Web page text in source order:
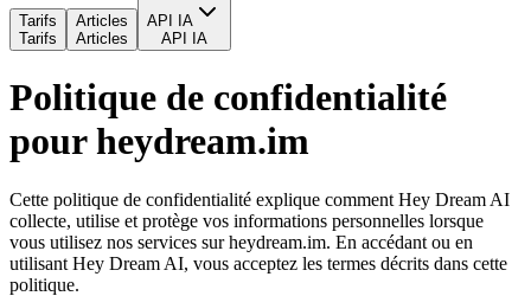
Tarifs
Tarifs
Articles
Articles
API IA
API IA
Politique de confidentialité
pour heydream.im
Cette politique de confidentialité explique comment Hey Dream AI
collecte, utilise et protège vos informations personnelles lorsque
vous utilisez nos services sur heydream.im. En accédant ou en
utilisant Hey Dream AI, vous acceptez les termes décrits dans cette
politique.